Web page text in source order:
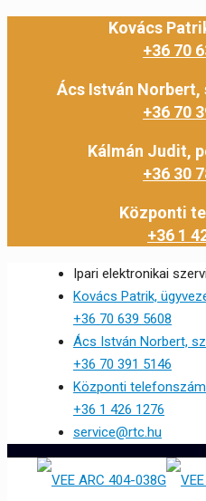
Kovács
+36 70
Ács István
+36 70
Kálmán Judit,
+36 30
Központi
+36 1
Ipari elektronikai
Kovács Patrik,
+36 70 639 5608
Ács István Norbert,
+36 70 391 5146
Központi
+36 1 426 1276
service@rtc.hu